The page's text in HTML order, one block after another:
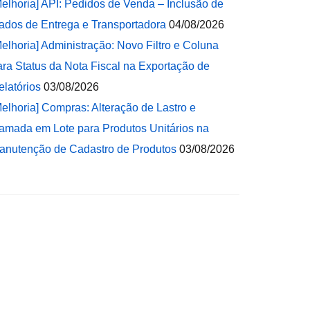
API: Pedidos de Venda – Inclusão de
de Entrega e Transportadora 04/08/2026
Administração: Novo Filtro e Coluna
Status da Nota Fiscal na Exportação de
03/08/2026
Compras: Alteração de Lastro e
em Lote para Produtos Unitários na
de Cadastro de Produtos 03/08/2026